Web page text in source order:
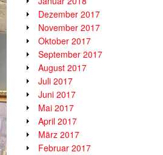
Dezember 2017
November 2017
Oktober 2017
September 2017
August 2017
Juli 2017
Juni 2017
Mai 2017
April 2017
März 2017
Februar 2017